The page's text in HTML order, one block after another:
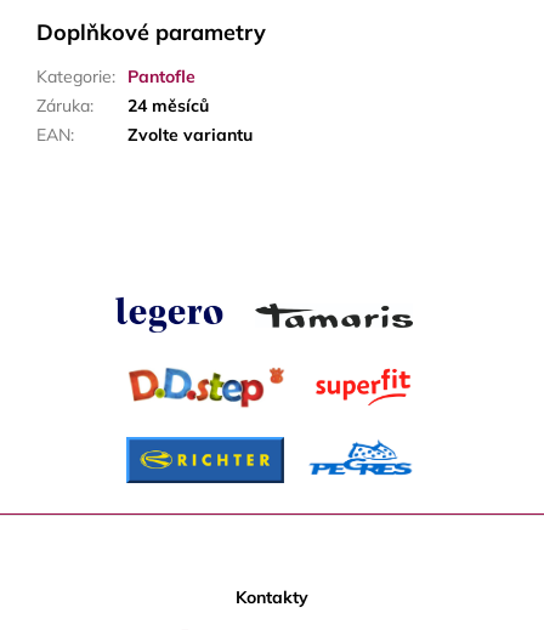
Doplňkové parametry
Kategorie:
Pantofle
Záruka:
24 měsíců
EAN: Zvolte variantu
Kontakty